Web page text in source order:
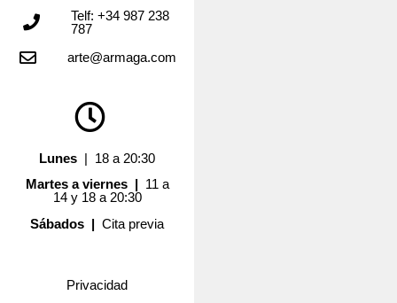
Telf: +34 987 238
787
arte@armaga.com
Lunes | 18 a 20:30
Martes a viernes | 11 a
14 y 18 a 20:30
Sábados |Cita previa
Privacidad